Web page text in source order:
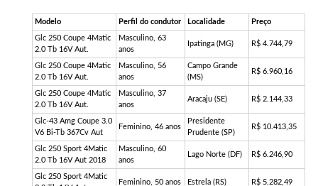
Modelo Perfil do condutor Localidade Preço
Glc 250 Coupe 4Matic
2.0 Tb 16V Aut.
Masculino, 63
anos
Ipatinga (MG) R$ 4.744,79
Glc 250 Coupe 4Matic
2.0 Tb 16V Aut.
Masculino, 56
anos
Campo Grande
(MS)
R$ 6.960,16
Glc 250 Coupe 4Matic
2.0 Tb 16V Aut.
Masculino, 37
anos
Aracaju (SE) R$ 2.144,33
Glc-43 Amg Coupe 3.0
V6 Bi-Tb 367Cv Aut
Feminino, 46 anos
Presidente
Prudente (SP)
R$ 10.413,35
Glc 250 Sport 4Matic
2.0 Tb 16V Aut 2018
Masculino, 60
anos
Lago Norte (DF) R$ 6.246,90
Glc 250 Sport 4Matic
Feminino, 50 anos Estrela (RS) R$ 5.282,49